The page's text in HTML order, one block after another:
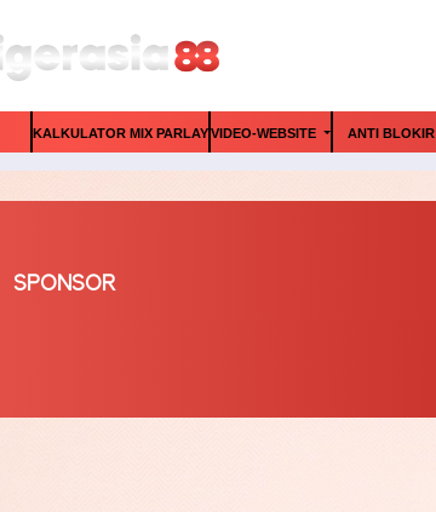
KALKULATOR MIX PARLAYVIDEO-WEBSITE ANTI BLOKIR
SPONSOR